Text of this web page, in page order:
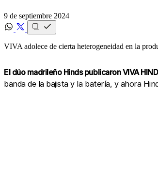
9 de septiembre 2024
VIVA adolece de cierta heterogeneidad en la
El dúo madrileño Hinds publicaron VIVA
banda de la bajista y la batería, y ahora